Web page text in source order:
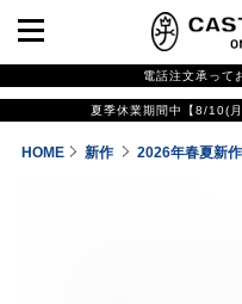
電話注文承って
夏季休業期間中【8/10(
HOME 新作 2026年春夏新